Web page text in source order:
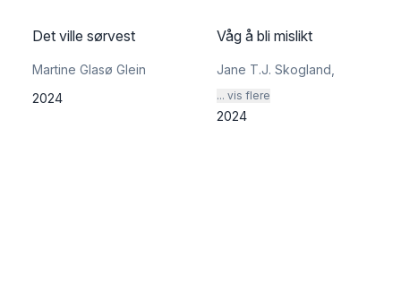
Det ville sørvest
Martine Glasø Glein
2024
Våg å bli mislikt
Jane T.J. Skogland
... vis flere
2024